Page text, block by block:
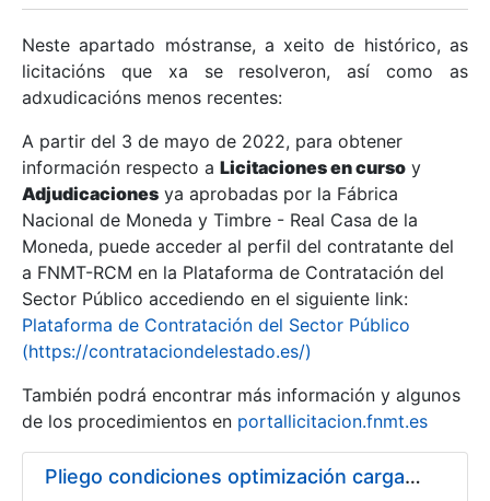
Mostrar/Ocultar
Mostrar/Ocultar
Mostrar/Ocultar
Mostrar/Ocultar
Neste apartado móstranse, a xeito de histórico, as
licitacións que xa se resolveron, así como as
adxudicacións menos recentes:
A partir del 3 de mayo de 2022, para obtener
información respecto a Licitaciones en curso y
Adjudicaciones ya aprobadas por la Fábrica
Nacional de Moneda y Timbre - Real Casa de la
Moneda, puede acceder al perfil del contratante del
a FNMT-RCM en la Plataforma de Contratación del
Sector Público accediendo en el siguiente link:
Plataforma de Contratación del Sector Público
(https://contrataciondelestado.es/)
También podrá encontrar más información y algunos
de los procedimientos en portallicitacion.fnmt.es
Pliego condiciones optimización cargas compras firmado